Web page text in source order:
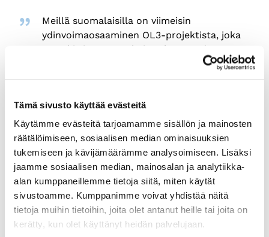
Tämä sivusto käyttää evästeitä
Käytämme evästeitä tarjoamamme sisällön ja mainosten
räätälöimiseen, sosiaalisen median ominaisuuksien
tukemiseen ja kävijämäärämme analysoimiseen. Lisäksi
jaamme sosiaalisen median, mainosalan ja analytiikka-
alan kumppaneillemme tietoja siitä, miten käytät
sivustoamme. Kumppanimme voivat yhdistää näitä
tietoja muihin tietoihin, joita olet antanut heille tai joita on
kerätty, kun olet käyttänyt heidän palvelujaan.
Meillä suomalaisilla on viimeisin
ydinvoimaosaaminen OL3-projektista, joka
on toki vienyt ennakoitua kauemmin, mutta
samalla meille on kertynyt runsaasti
tutkimustoimintaan kuten VTT:lle, LUT-
yliopistolle ja Säteilyturvakeskukselle.
Yhteistyötä tehdään myös kansainvälisesti
esimerkiksi turvallisuuskäytäntöjen osalta.
Ehdoton uraauurtava suomalainen kehitystyö on
ollut Posiva Oy:n Onkalon käytetyn
ydinpolttoaineen loppusijoitusratkaisun
realisoituminen. Rakennustyöt ovat nyt valmiit ja
parhaillaan tehdään asennustöitä, joita seuraa